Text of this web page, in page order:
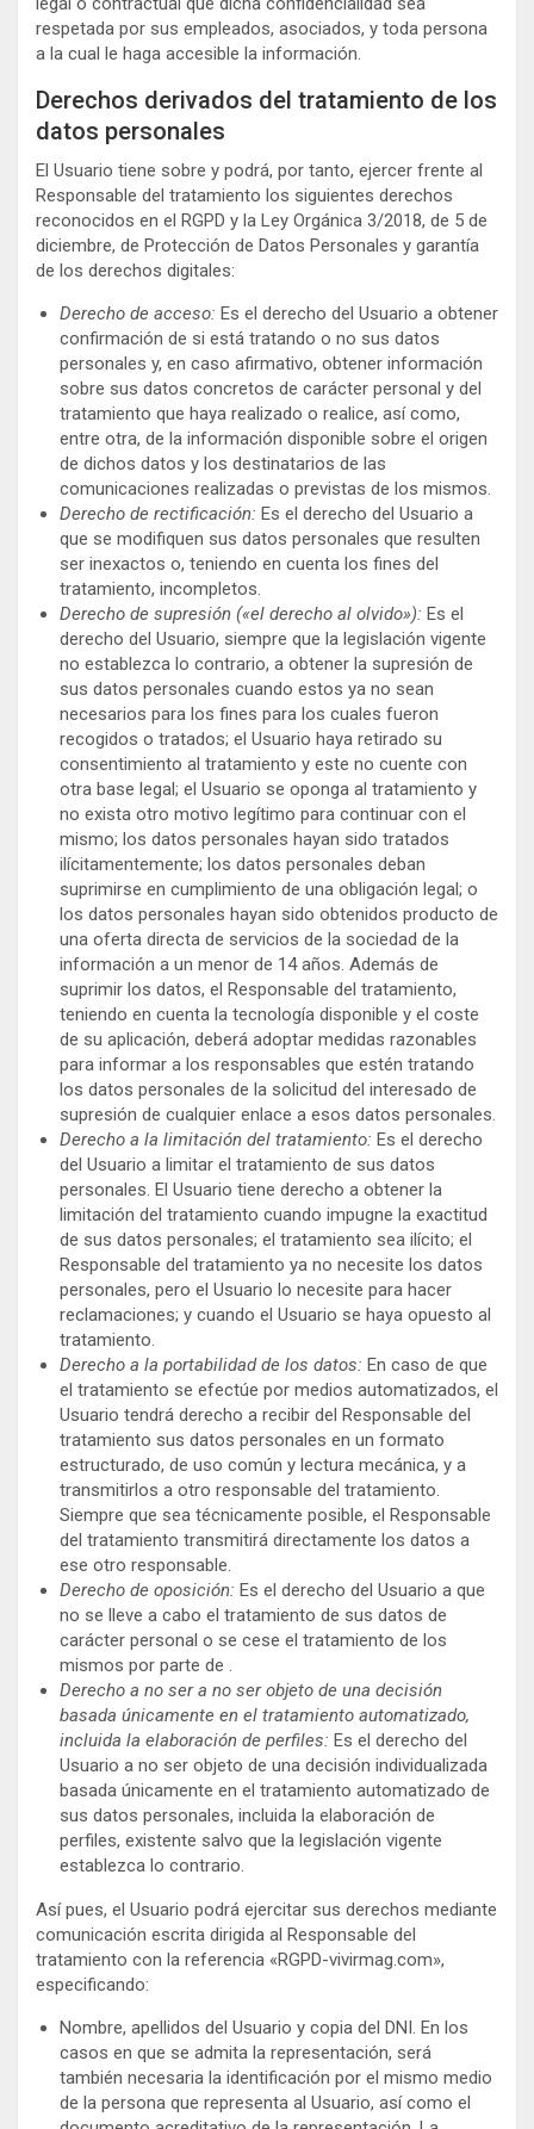
respetada por sus empleados, asociados, y toda persona
a la cual le haga accesible la información.
Derechos derivados del tratamiento de los
datos personales
El Usuario tiene sobre y podrá, por tanto, ejercer frente al
Responsable del tratamiento los siguientes derechos
reconocidos en el RGPD y la Ley Orgánica 3/2018, de 5 de
diciembre, de Protección de Datos Personales y garantía
de los derechos digitales:
Derecho de acceso: Es el derecho del Usuario a obtener
confirmación de si está tratando o no sus datos
personales y, en caso afirmativo, obtener información
sobre sus datos concretos de carácter personal y del
tratamiento que haya realizado o realice, así como,
entre otra, de la información disponible sobre el origen
de dichos datos y los destinatarios de las
comunicaciones realizadas o previstas de los mismos.
Derecho de rectificación: Es el derecho del Usuario a
que se modifiquen sus datos personales que resulten
ser inexactos o, teniendo en cuenta los fines del
tratamiento, incompletos.
Derecho de supresión («el derecho al olvido»): Es el
derecho del Usuario, siempre que la legislación vigente
no establezca lo contrario, a obtener la supresión de
sus datos personales cuando estos ya no sean
necesarios para los fines para los cuales fueron
recogidos o tratados; el Usuario haya retirado su
consentimiento al tratamiento y este no cuente con
otra base legal; el Usuario se oponga al tratamiento y
no exista otro motivo legítimo para continuar con el
mismo; los datos personales hayan sido tratados
ilícitamentemente; los datos personales deban
suprimirse en cumplimiento de una obligación legal; o
los datos personales hayan sido obtenidos producto de
una oferta directa de servicios de la sociedad de la
información a un menor de 14 años. Además de
suprimir los datos, el Responsable del tratamiento,
teniendo en cuenta la tecnología disponible y el coste
de su aplicación, deberá adoptar medidas razonables
para informar a los responsables que estén tratando
los datos personales de la solicitud del interesado de
supresión de cualquier enlace a esos datos personales.
Derecho a la limitación del tratamiento: Es el derecho
del Usuario a limitar el tratamiento de sus datos
personales. El Usuario tiene derecho a obtener la
limitación del tratamiento cuando impugne la exactitud
de sus datos personales; el tratamiento sea ilícito; el
Responsable del tratamiento ya no necesite los datos
personales, pero el Usuario lo necesite para hacer
reclamaciones; y cuando el Usuario se haya opuesto al
tratamiento.
Derecho a la portabilidad de los datos: En caso de que
el tratamiento se efectúe por medios automatizados, el
Usuario tendrá derecho a recibir del Responsable del
tratamiento sus datos personales en un formato
estructurado, de uso común y lectura mecánica, y a
transmitirlos a otro responsable del tratamiento.
Siempre que sea técnicamente posible, el Responsable
del tratamiento transmitirá directamente los datos a
ese otro responsable.
Derecho de oposición: Es el derecho del Usuario a que
no se lleve a cabo el tratamiento de sus datos de
carácter personal o se cese el tratamiento de los
mismos por parte de .
Derecho a no ser a no ser objeto de una decisión
basada únicamente en el tratamiento automatizado,
incluida la elaboración de perfiles: Es el derecho del
Usuario a no ser objeto de una decisión individualizada
basada únicamente en el tratamiento automatizado de
sus datos personales, incluida la elaboración de
perfiles, existente salvo que la legislación vigente
establezca lo contrario.
Así pues, el Usuario podrá ejercitar sus derechos mediante
comunicación escrita dirigida al Responsable del
tratamiento con la referencia «RGPD-vivirmag.com»,
especificando:
Nombre, apellidos del Usuario y copia del DNI. En los
casos en que se admita la representación, será
también necesaria la identificación por el mismo medio
de la persona que representa al Usuario, así como el